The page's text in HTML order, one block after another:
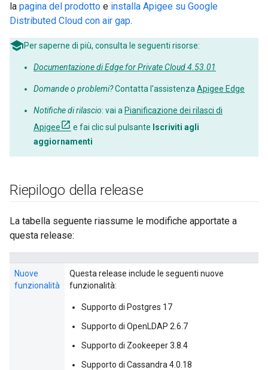
la pagina del prodotto e installa Apigee su Google
Distributed Cloud con air gap.
Per saperne di più, consulta le seguenti risorse:
Documentazione di Edge for Private Cloud 4.53.01
Domande o problemi?Contatta l'assistenza Apigee Edge
Notifiche di rilascio: vai a Pianificazione dei rilasci di
Apigee
e fai clic sul pulsante Iscriviti agli
aggiornamenti
Riepilogo della release
La tabella seguente riassume le modifiche apportate a
questa release:
Nuove
funzionalità
Questa release include le seguenti nuove
funzionalità:
Supporto di Postgres 17
Supporto di OpenLDAP 2.6.7
Supporto di Zookeeper 3.8.4
Supporto di Cassandra 4.0.18